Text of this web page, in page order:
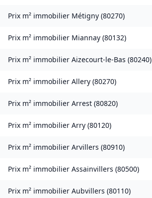
Prix m² immobilier Métigny (80270)
Prix m² immobilier Miannay (80132)
Prix m² immobilier Aizecourt-le-Bas (80240)
Prix m² immobilier Allery (80270)
Prix m² immobilier Arrest (80820)
Prix m² immobilier Arry (80120)
Prix m² immobilier Arvillers (80910)
Prix m² immobilier Assainvillers (80500)
Prix m² immobilier Aubvillers (80110)